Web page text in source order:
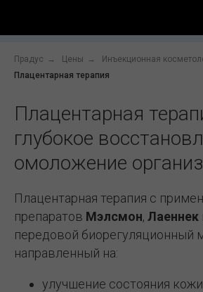
Прадус → Цены → Инъекционная
Плацентарная терапия
Плацентарная
глубокое
омоложение
Плацентарная терапия с
препаратов Мэлсмон, Лаеннек
передовой биорегуляционный
направленный на:
улучшение состояния